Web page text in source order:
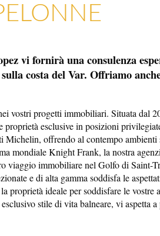
vi fornirà una consulenza
costa del Var. Offriamo
vostri progetti immobiliari. Situata dal
esclusive in posizioni
offrendo al contempo
mondiale Knight Frank, la nostra
viaggio immobiliare nel Golfo di Saint-
e di alta gamma soddisfa le
proprietà ideale per soddisfare le
stile di vita balneare, vi aspetta